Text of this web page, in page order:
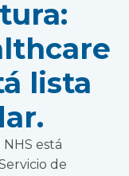
lista
está
de